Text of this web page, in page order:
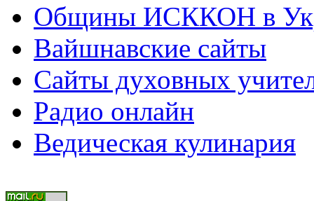
Общины ИСККОН в
Вайшнавские сайты
Сайты духовных
Радио онлайн
Ведическая кулинария